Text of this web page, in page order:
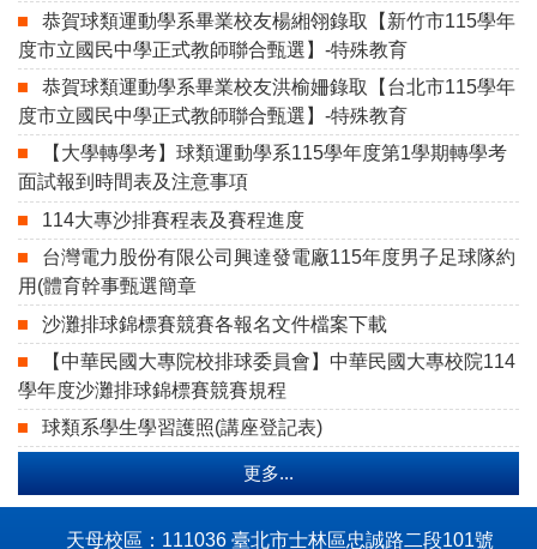
恭賀球類運動學系畢業校友楊緗翎錄取【新竹市115學年
度市立國民中學正式教師聯合甄選】-特殊教育
恭賀球類運動學系畢業校友洪榆姍錄取【台北市115學年
度市立國民中學正式教師聯合甄選】-特殊教育
【大學轉學考】球類運動學系115學年度第1學期轉學考
面試報到時間表及注意事項
114大專沙排賽程表及賽程進度
台灣電力股份有限公司興達發電廠115年度男子足球隊約
用(體育幹事甄選簡章
沙灘排球錦標賽競賽各報名文件檔案下載
【中華民國大專院校排球委員會】中華民國大專校院114
學年度沙灘排球錦標賽競賽規程
球類系學生學習護照(講座登記表)
更多...
天母校區：111036 臺北市士林區忠誠路二段101號